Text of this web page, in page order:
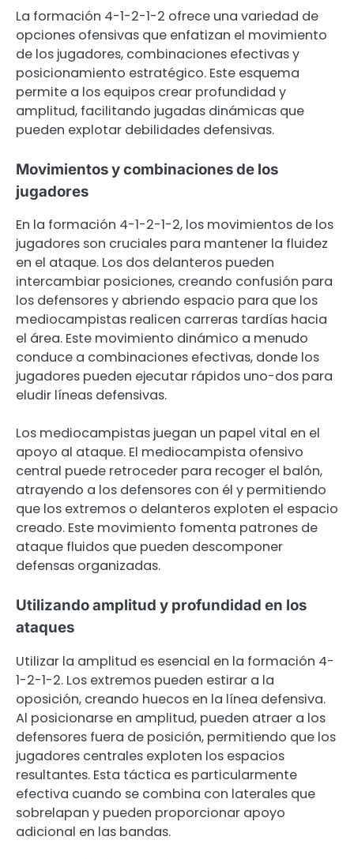
La formación 4-1-2-1-2 ofrece una variedad de
opciones ofensivas que enfatizan el movimiento
de los jugadores, combinaciones efectivas y
posicionamiento estratégico. Este esquema
permite a los equipos crear profundidad y
amplitud, facilitando jugadas dinámicas que
pueden explotar debilidades defensivas.
Movimientos y combinaciones de los
jugadores
En la formación 4-1-2-1-2, los movimientos de los
jugadores son cruciales para mantener la fluidez
en el ataque. Los dos delanteros pueden
intercambiar posiciones, creando confusión para
los defensores y abriendo espacio para que los
mediocampistas realicen carreras tardías hacia
el área. Este movimiento dinámico a menudo
conduce a combinaciones efectivas, donde los
jugadores pueden ejecutar rápidos uno-dos para
eludir líneas defensivas.
Los mediocampistas juegan un papel vital en el
apoyo al ataque. El mediocampista ofensivo
central puede retroceder para recoger el balón,
atrayendo a los defensores con él y permitiendo
que los extremos o delanteros exploten el espacio
creado. Este movimiento fomenta patrones de
ataque fluidos que pueden descomponer
defensas organizadas.
Utilizando amplitud y profundidad en los
ataques
Utilizar la amplitud es esencial en la formación 4-
1-2-1-2. Los extremos pueden estirar a la
oposición, creando huecos en la línea defensiva.
Al posicionarse en amplitud, pueden atraer a los
defensores fuera de posición, permitiendo que los
jugadores centrales exploten los espacios
resultantes. Esta táctica es particularmente
efectiva cuando se combina con laterales que
sobrelapan y pueden proporcionar apoyo
adicional en las bandas.